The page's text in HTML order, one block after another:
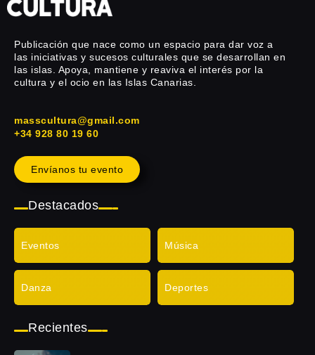
Publicación que nace como un espacio para dar voz a
las iniciativas y sucesos culturales que se desarrollan en
las islas. Apoya, mantiene y reaviva el interés por la
cultura y el ocio en las Islas Canarias.
masscultura@gmail.com
+34 928 80 19 60
Envíanos tu evento
Destacados
Eventos Música
Danza Deportes
Recientes